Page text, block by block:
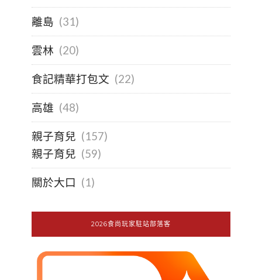
離島 (31)
雲林 (20)
食記精華打包文 (22)
高雄 (48)
親子育兒 (157)
親子育兒 (59)
關於大口 (1)
2026食尚玩家駐站部落客